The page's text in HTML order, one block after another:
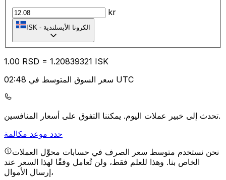
kr
ISK - الكرونا الأيسلندية
1.00 RSD = 1.20839321 ISK
سعر السوق المتوسط في 02:48 UTC
تحدث إلى خبير عملات اليوم.يمكننا التفوق على أسعار المنافسين.
حدد موعد مكالمة
نحن نستخدم متوسط سعر الصرف في حسابات محوِّل العملات
الخاص بنا. وهذا للعلم فقط، ولن تُعامل وفقًا لهذا السعر عند
إرسال الأموال،